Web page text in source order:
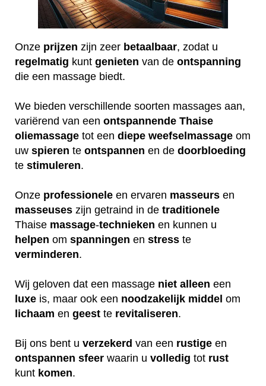
Onze prijzen zijn zeer betaalbaar, zodat u
regelmatig kunt genieten van de ontspanning
die een massage biedt.
We bieden verschillende soorten massages aan,
variërend van een ontspannende Thaise
oliemassage tot een diepe weefselmassage om
uw spieren te ontspannen en de doorbloeding
te stimuleren.
Onze professionele en ervaren masseurs en
masseuses zijn getraind in de traditionele
Thaise massage-technieken en kunnen u
helpen om spanningen en stress te
verminderen.
Wij geloven dat een massage niet alleen een
luxe is, maar ook een noodzakelijk middel om
lichaam en geest te revitaliseren.
Bij ons bent u verzekerd van een rustige en
ontspannen sfeer waarin u volledig tot rust
kunt komen.